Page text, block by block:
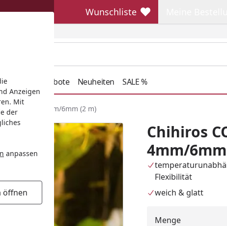
Anzeigen
Mit
der
anpassen
öffnen
Wunschliste
Wunschliste
Angebote Neuheiten SALE %
PRO 4mm/6mm (2 m)
Chihiros
4mm/
Flexibilität
weich & glatt
Menge